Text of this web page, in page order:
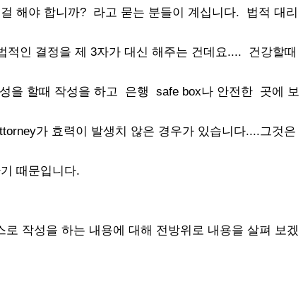
해야 합니까? 라고 묻는 분들이 계십니다. 법적 대리
인 결정을 제 3자가 대신 해주는 건데요.... 건강할때
을 할때 작성을 하고 은행 safe box나 안전한 곳에 보
가 효력이 발생치 않은 경우가 있습니다....그것은
때문입니다.
작성을 하는 내용에 대해 전방위로 내용을 살펴 보겠